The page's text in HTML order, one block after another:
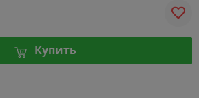
Купить